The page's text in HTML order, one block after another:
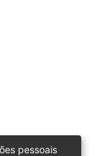
pessoais